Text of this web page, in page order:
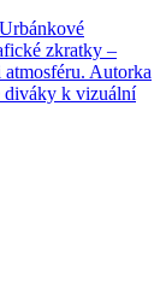
zkratky –
Autorka
diváky k vizuální